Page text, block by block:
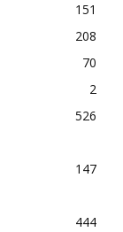
151
208
70
2
526
147
444